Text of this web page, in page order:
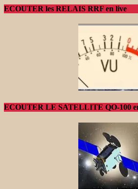
ECOUTER les RELAIS RRF en live
ECOUTER LE SATELLITE QO-100